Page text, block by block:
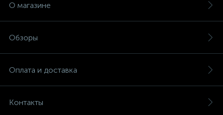
О магазине
Обзоры
Оплата и доставка
Контакты